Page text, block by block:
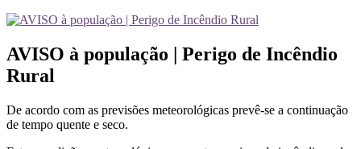
AVISO à população | Perigo de Incêndio
Rural
De acordo com as previsões meteorológicas prevê-se a continuação
de tempo quente e seco.